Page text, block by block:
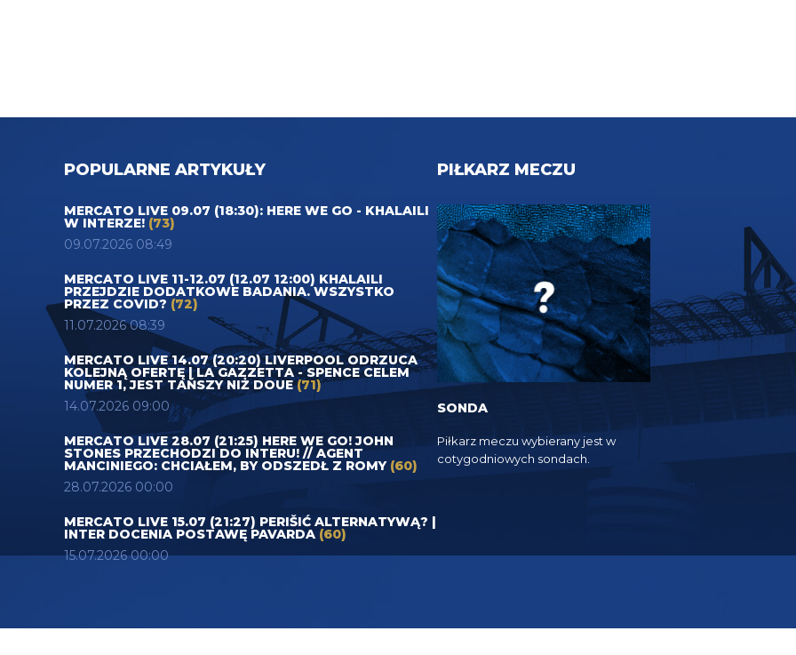
POPULARNE ARTYKUŁY
MERCATO LIVE 09.07 (18:30): HERE WE GO - KHALAILI
W INTERZE! (73)
09.07.2026 08:49
MERCATO LIVE 11-12.07 (12.07 12:00) KHALAILI
PRZEJDZIE DODATKOWE BADANIA. WSZYSTKO
PRZEZ COVID? (72)
11.07.2026 08:39
MERCATO LIVE 14.07 (20:20) LIVERPOOL ODRZUCA
KOLEJNĄ OFERTĘ | LA GAZZETTA - SPENCE CELEM
NUMER 1, JEST TAŃSZY NIŻ DOUE(71)
14.07.2026 09:00
MERCATO LIVE 28.07 (21:25) HERE WE GO! JOHN
STONES PRZECHODZI DO INTERU! // AGENT
MANCINIEGO: CHCIAŁEM, BY ODSZEDŁ Z ROMY (60)
28.07.2026 00:00
MERCATO LIVE 15.07 (21:27) PERIŠIĆ ALTERNATYWĄ? |
INTER DOCENIA POSTAWĘ PAVARDA (60)
15.07.2026 00:00
PIŁKARZ MECZU
SONDA
Piłkarz meczu wybierany jest w
cotygodniowych sondach.